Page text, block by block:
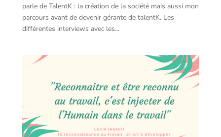
parle de TalentK : la création de la société mais aussi mon
parcours avant de devenir gérante de talentK. Les
différentes interviews avec les...